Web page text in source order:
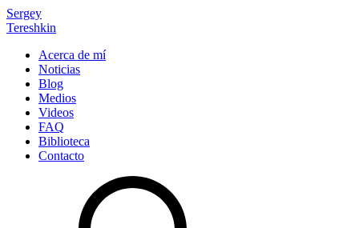
Sergey
Tereshkin
Acerca de mí
Noticias
Blog
Medios
Videos
FAQ
Biblioteca
Contacto